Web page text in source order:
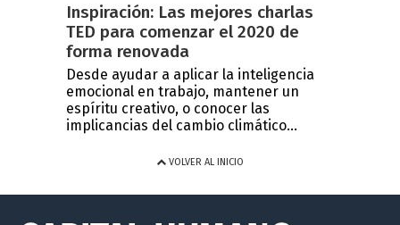
Inspiración: Las mejores charlas
TED para comenzar el 2020 de
forma renovada
Desde ayudar a aplicar la inteligencia
emocional en trabajo, mantener un
espíritu creativo, o conocer las
implicancias del cambio climático...
VOLVER AL INICIO